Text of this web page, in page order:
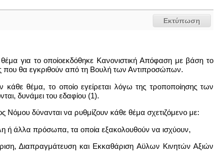
Εκτύπωση
για το οποίοεκδόθηκε Κανονιστική Απόφαση με βάση το
που θα εγκριθούν από τη Βουλή των Αντιπροσώπων.
κάθε θέμα, το οποίο εγείρεται λόγω της τροποποίησης των
δυνάμει του εδαφίου (1).
Νόμου δύνανται να ρυθμίζουν κάθε θέμα σχετιζόμενο με:
ή άλλα πρόσωπα, τα οποία εξακολουθούν να ισχύουν,
Διαπραγμάτευση και Εκκαθάριση Αϋλων Κινητών Αξιών